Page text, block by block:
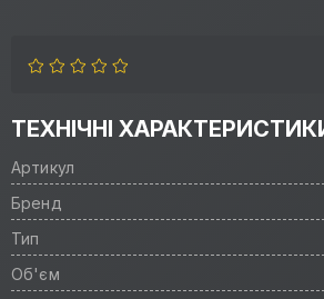
ТЕХНІЧНІ
Артикул
Бренд
Тип
Об'єм